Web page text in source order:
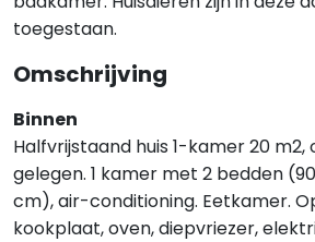
toegestaan.
Omschrijving
Binnen
Halfvrijstaand huis 1-kamer 20 m2,
gelegen. 1 kamer met 2 bedden
cm), air-conditioning. Eetkamer.
kookplaat, oven, diepvriezer,